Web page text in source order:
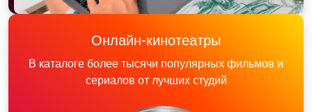
Онлайн-кинотеатры
В каталоге более тысячи популярных фильмов и
сериалов от лучших студий